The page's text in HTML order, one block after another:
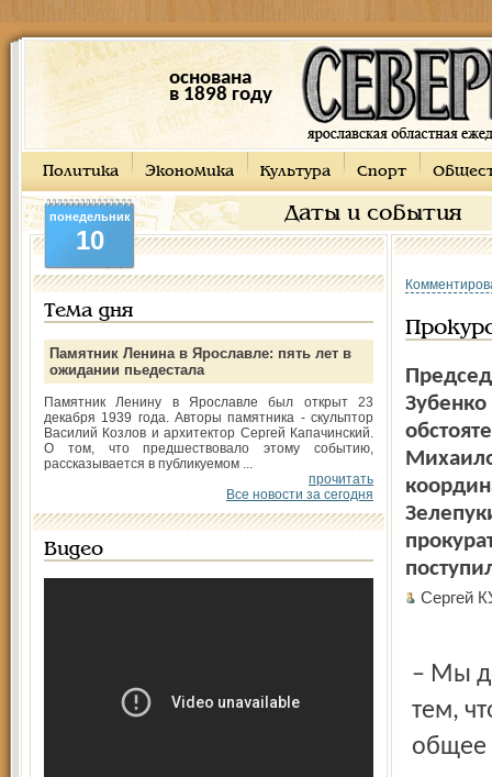
основана
в 1898 году
Политика Экономика Культура Спорт
Даты и события
понедельник
10
Тема дня
Памятник Ленина в Ярославле: пять лет в
ожидании пьедестала
Памятник Ленину в Ярославле был открыт 23
декабря 1939 года. Авторы памятника - скульптор
Василий Козлов и архитектор Сергей Капачинский.
О том, что предшествовало этому событию,
рассказывается в публикуемом ...
прочитать
Все новости за сегодня
Видео
Сергей
– Мы
тем,
общее